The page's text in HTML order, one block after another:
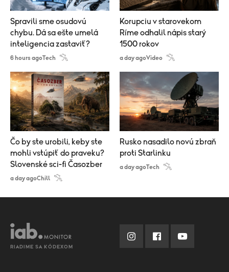
Spravili sme osudovú
chybu. Dá sa ešte umelá
inteligencia zastaviť?
6 hours agoTech
Korupciu v starovekom
Ríme odhalil nápis starý
1500 rokov
a day agoVideo
Čo by ste urobili, keby ste
mohli vstúpiť do praveku?
Slovenské sci-fi Časozber
a day agoChill
Rusko nasadilo novú zbraň
proti Starlinku
a day agoTech
RIADIME SA KÓDEXOM